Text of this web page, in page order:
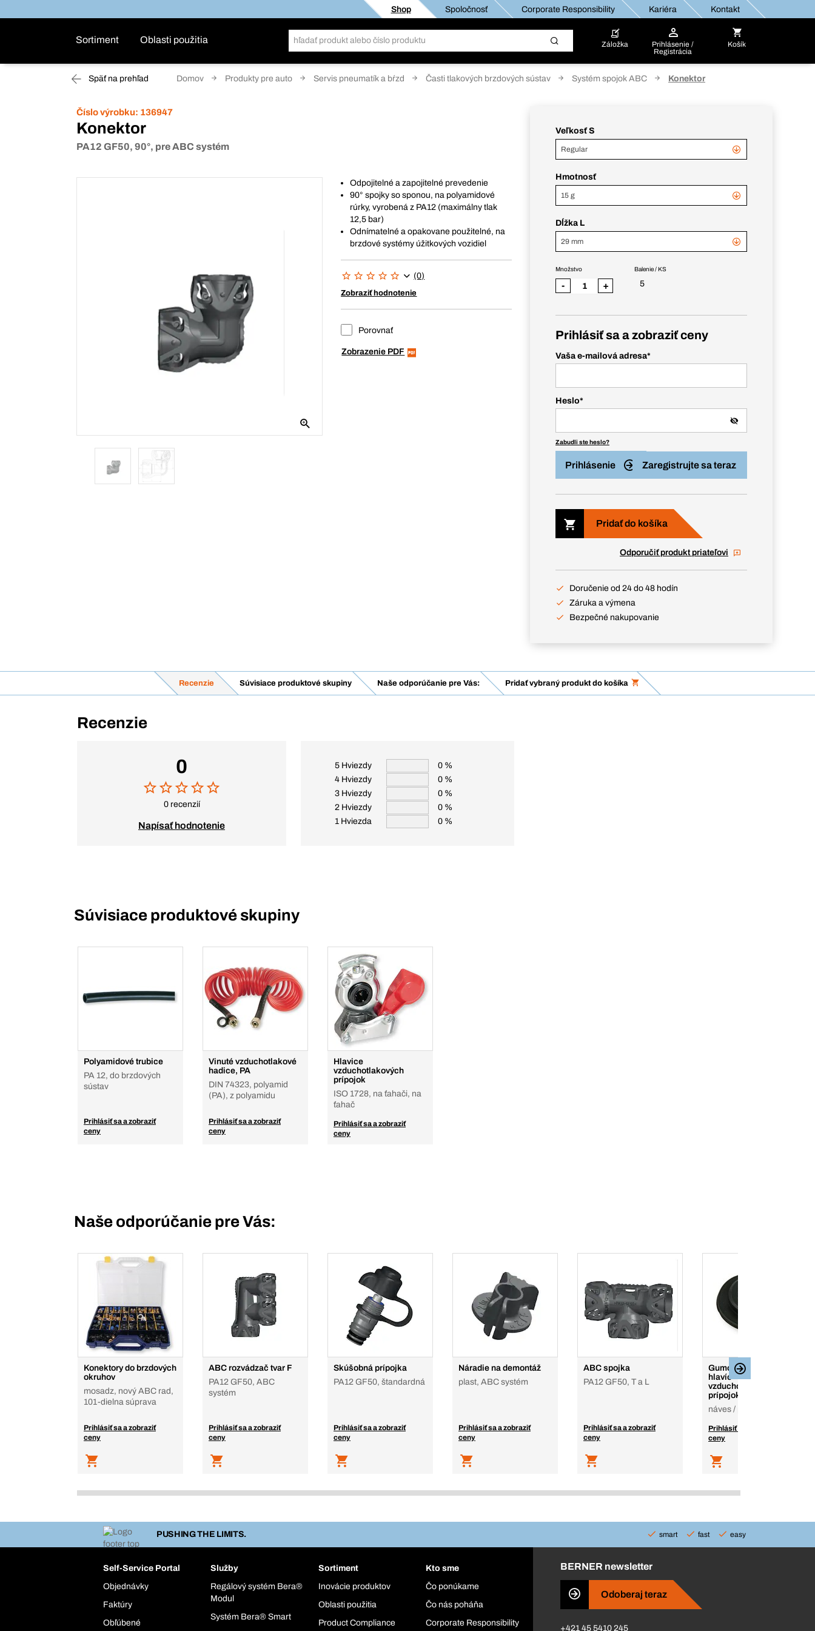
Shop Spoločnosť Corporate Responsibility Kariéra Kontakt
Sortiment Oblasti použitia Záložka
Prihlásenie /
Registrácia
Košík
Späť na prehľad Domov Produkty pre auto Servis pneumatík a bŕzd Časti tlakových brzdových sústav Systém spojok ABC Konektor
Číslo výrobku: 136947
Konektor
PA12 GF50, 90°, pre ABC systém
Odpojitelné a zapojitelné prevedenie
90° spojky so sponou, na polyamidové
rúrky, vyrobená z PA12 (maximálny tlak
12,5 bar)
Odnímatelné a opakovane použitelné, na
brzdové systémy úžitkových vozidiel
(0)
Zobraziť hodnotenie
Porovnať
Zobrazenie PDF
Veľkosť S
Regular
Hmotnosť
15 g
Dĺžka L
29 mm
Balenie / KS
5
Množstvo
- +
Prihlásiť sa a zobraziť ceny
Vaša e-mailová adresa*
Heslo*
Zabudli ste heslo?
Prihlásenie Zaregistrujte sa teraz
Pridať do košíka
Odporučiť produkt priateľovi
Doručenie od 24 do 48 hodín
Záruka a výmena
Bezpečné nakupovanie
Recenzie Súvisiace produktové skupiny Naše odporúčanie pre Vás: Pridať vybraný produkt do košíka
Recenzie
0
0 recenzií
Napísať hodnotenie
5 Hviezdy
0 %
4 Hviezdy
0 %
3 Hviezdy
0 %
2 Hviezdy
0 %
1 Hviezda
0 %
Súvisiace produktové skupiny
Polyamidové trubice
PA 12, do brzdových
sústav
Prihlásiť sa a zobraziť
ceny
Vinuté vzduchotlakové
hadice, PA
DIN 74323, polyamid
(PA), z polyamidu
Prihlásiť sa a zobraziť
ceny
Hlavice
vzduchotlakových
prípojok
ISO 1728, na ťahači, na
ťahač
Prihlásiť sa a zobraziť
ceny
Naše odporúčanie pre Vás:
Konektory do brzdových
okruhov
mosadz, nový ABC rad,
101-dielna súprava
Prihlásiť sa a zobraziť
ceny
ABC rozvádzač tvar F
PA12 GF50, ABC
systém
Prihlásiť sa a zobraziť
ceny
Skúšobná prípojka
PA12 GF50, štandardná
Prihlásiť sa a zobraziť
ceny
Náradie na demontáž
plast, ABC systém
Prihlásiť sa a zobraziť
ceny
ABC spojka
PA12 GF50, T a L
Prihlásiť sa a zobraziť
ceny
Gumové tesnenia do
hlavíc
vzduchotlakových
prípojok
náves / príves
Prihlásiť sa a zobraziť
ceny
PUSHING THE LIMITS. smart fast easy
Self-Service Portal
Objednávky
Faktúry
Obľúbené
Služby
Regálový systém Bera®
Modul
Systém Bera® Smart
Sortiment
Inovácie produktov
Oblasti použitia
Product Compliance
Kto sme
Čo ponúkame
Čo nás poháňa
Corporate Responsibility
BERNER newsletter
Odoberaj teraz
+421 45 5410 245